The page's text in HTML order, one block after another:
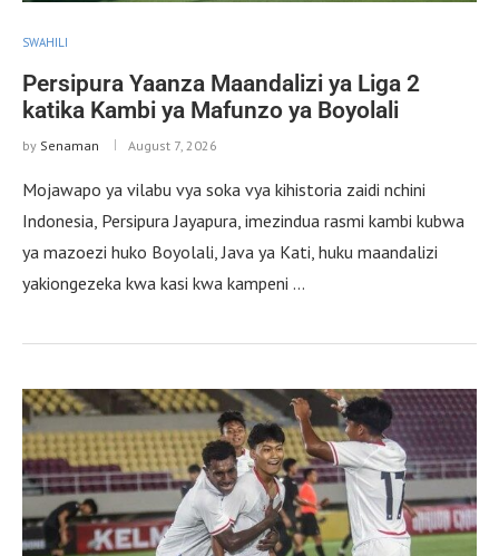
SWAHILI
Persipura Yaanza Maandalizi ya Liga 2
katika Kambi ya Mafunzo ya Boyolali
by Senaman August 7, 2026
Mojawapo ya vilabu vya soka vya kihistoria zaidi nchini
Indonesia, Persipura Jayapura, imezindua rasmi kambi kubwa
ya mazoezi huko Boyolali, Java ya Kati, huku maandalizi
yakiongezeka kwa kasi kwa kampeni …